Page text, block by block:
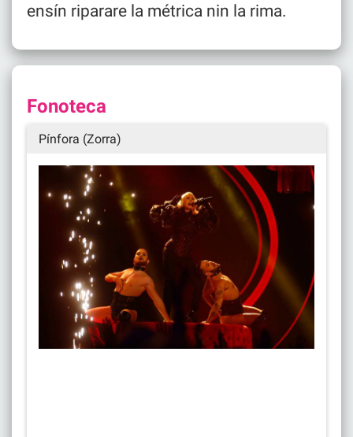
ensín riparare la métrica nin la rima.
Fonoteca
Pínfora (Zorra)